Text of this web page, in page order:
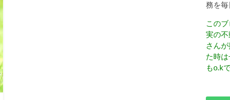
務を毎
この
実の
さん
た時
もo.k